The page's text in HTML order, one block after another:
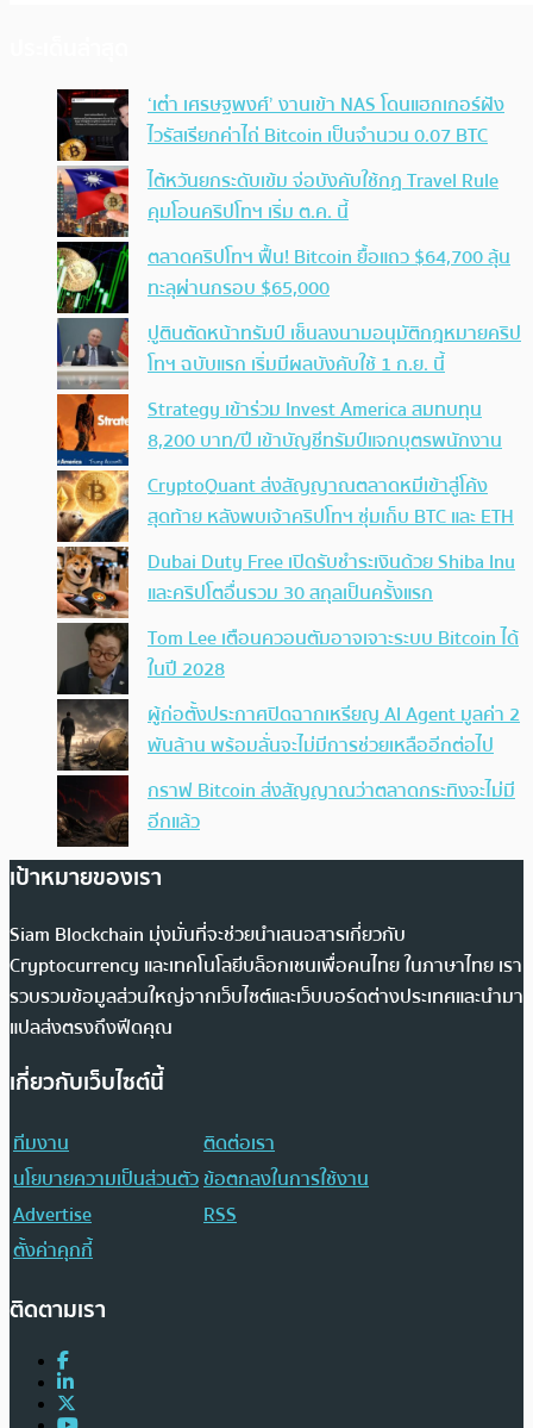
‘เต๋า เศรษฐพงศ์’ งานเข้า NAS โดนแฮกเกอร์ฝัง
ไวรัสเรียกค่าไถ่ Bitcoin เป็นจำนวน 0.07 BTC
ไต้หวันยกระดับเข้ม จ่อบังคับใช้กฏ Travel Rule
คุมโอนคริปโทฯ เริ่ม ต.ค. นี้
ตลาดคริปโทฯ ฟื้น! Bitcoin ยื้อแถว $64,700 ลุ้น
ทะลุผ่านกรอบ $65,000
ปูตินตัดหน้าทรัมป์ เซ็นลงนามอนุมัติกฎหมายคริป
โทฯ ฉบับแรก เริ่มมีผลบังคับใช้ 1 ก.ย. นี้
Strategy เข้าร่วม Invest America สมทบทุน
8,200 บาท/ปี เข้าบัญชีทรัมป์แจกบุตรพนักงาน
CryptoQuant ส่งสัญญาณตลาดหมีเข้าสู่โค้ง
สุดท้าย หลังพบเจ้าคริปโทฯ ซุ่มเก็บ BTC และ ETH
Dubai Duty Free เปิดรับชำระเงินด้วย Shiba Inu
และคริปโตอื่นรวม 30 สกุลเป็นครั้งแรก
Tom Lee เตือนควอนตัมอาจเจาะระบบ Bitcoin ได้
ในปี 2028
ผู้ก่อตั้งประกาศปิดฉากเหรียญ AI Agent มูลค่า 2
พันล้าน พร้อมลั่นจะไม่มีการช่วยเหลืออีกต่อไป
กราฟ Bitcoin ส่งสัญญาณว่าตลาดกระทิงจะไม่มี
อีกแล้ว
เป้าหมายของเรา
Siam Blockchain มุ่งมั่นที่จะช่วยนำเสนอสารเกี่ยวกับ
Cryptocurrency และเทคโนโลยีบล็อกเชนเพื่อคนไทย ในภาษาไทย เรา
รวบรวมข้อมูลส่วนใหญ่จากเว็บไซต์และเว็บบอร์ดต่างประเทศและนำมา
แปลส่งตรงถึงฟีดคุณ
เกี่ยวกับเว็บไซต์นี้
ทีมงาน
ติดต่อเรา
นโยบายความเป็นส่วนตัวข้อตกลงในการใช้งาน
Advertise
RSS
ตั้งค่าคุกกี้
ติดตามเรา